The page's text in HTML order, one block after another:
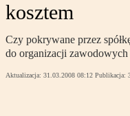
kosztem
Czy pokrywane przez
do organizacji
Aktualizacja: 31.03.2008 08:12 Publikacja: